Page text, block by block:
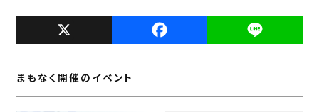
X
F
a
L
i
まもなく開催のイベント